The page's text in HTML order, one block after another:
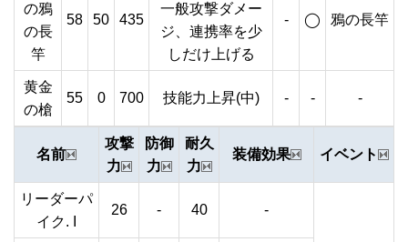
の鴉
の長
竿
58 50 435
一般攻撃ダメー
ジ、連携率を少
しだけ上げる
- ◯ 鴉の長竿
黄金
の槍
55 0 700 技能力上昇(中) - - -
名前
攻撃
力
防御
力
耐久
力
装備効果 イベント
リーダーパ
イク. I
26 - 40 -